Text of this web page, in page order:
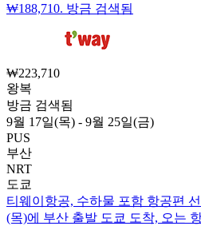
₩188,710. 방금 검색됨
₩223,710
왕복
방금 검색됨
9월 17일(목) - 9월 25일(금)
PUS
부산
NRT
도쿄
티웨이항공, 수하물 포함 항공편
(목)에 부산 출발 도쿄 도착, 오는